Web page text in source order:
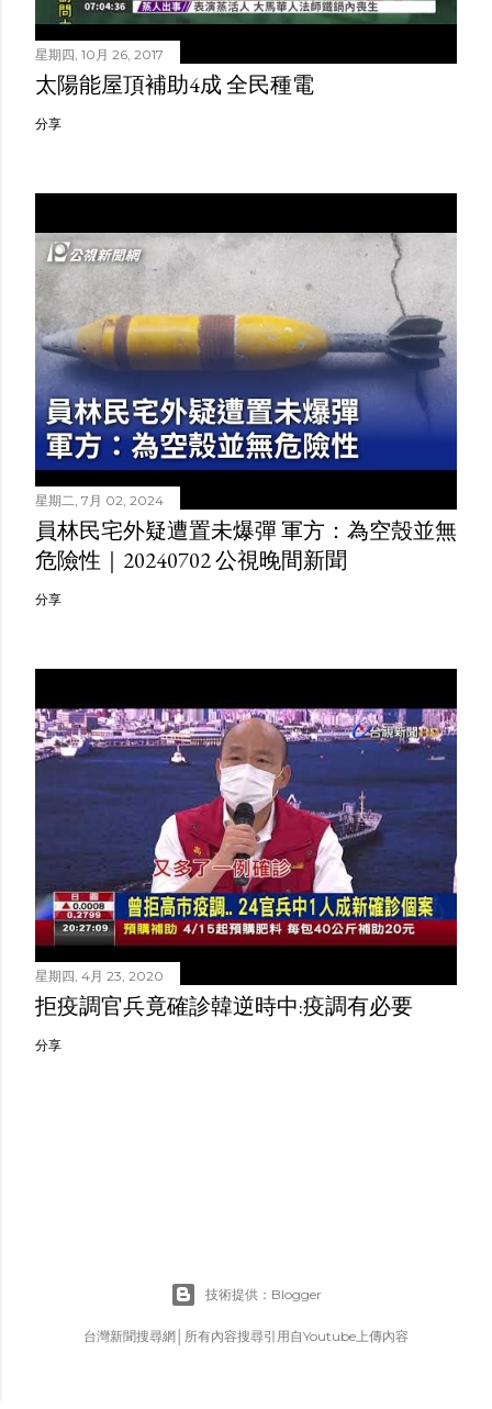
星期四, 10月 26, 2017
太陽能屋頂補助4成 全民種電
分享
星期二, 7月 02, 2024
員林民宅外疑遭置未爆彈 軍方：為空殼並無
危險性｜20240702 公視晚間新聞
分享
星期四, 4月 23, 2020
拒疫調官兵竟確診韓逆時中:疫調有必要
分享
技術提供：Blogger
台灣新聞搜尋網│所有內容搜尋引用自Youtube上傳內容